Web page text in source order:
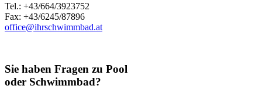
Tel.: +43/664/3923752
Fax: +43/6245/87896
office@ihrschwimmbad.at
Sie haben Fragen zu Pool
oder Schwimmbad?